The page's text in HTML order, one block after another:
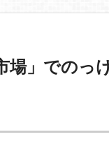
場」でのっ